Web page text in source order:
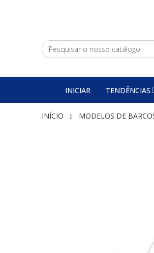
INICIAR TENDÊNCIAS
INÍCIO MODELOS DE